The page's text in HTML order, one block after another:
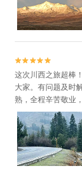


这次川西之旅超棒
大家。有问题及时
熟，全程辛苦敬业